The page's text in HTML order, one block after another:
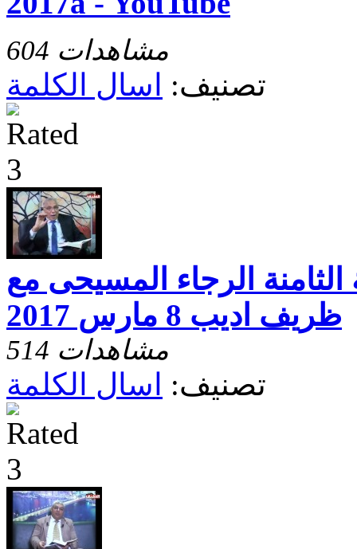
604 مشاهدات
تصنيف: اسال الكلمة
الرجاء المسيحى مع
ظريف اديب 8 مارس 2017
514 مشاهدات
تصنيف: اسال الكلمة